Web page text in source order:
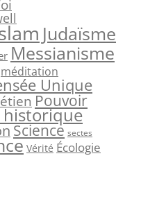
Judaïsme
Messianisme
méditation
Unique
Pouvoir
historique
Science sectes
Vérité Écologie